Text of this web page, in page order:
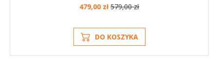
479,00 zł579,00 zł
DO KOSZYKA